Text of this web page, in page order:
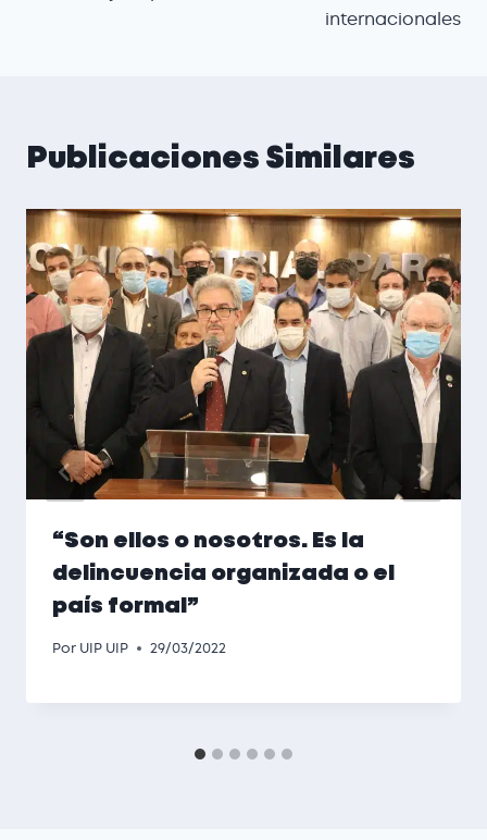
internacionales
Publicaciones Similares
“Son ellos o nosotros. Es la
delincuencia organizada o el
país formal”
Por UIP UIP 29/03/2022